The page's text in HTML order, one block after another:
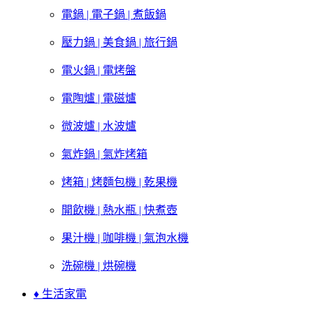
電鍋 | 電子鍋 | 煮飯鍋
壓力鍋 | 美食鍋 | 旅行鍋
電火鍋 | 電烤盤
電陶爐 | 電磁爐
微波爐 | 水波爐
氣炸鍋 | 氣炸烤箱
烤箱 | 烤麵包機 | 乾果機
開飲機 | 熱水瓶 | 快煮壺
果汁機 | 咖啡機 | 氣泡水機
洗碗機 | 烘碗機
♦ 生活家電